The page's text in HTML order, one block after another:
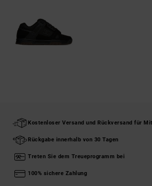
Kostenloser Versand und Rückversand für
Rückgabe innerhalb von 30 Tagen
Treten Sie dem Treueprogramm bei
100% sichere Zahlung